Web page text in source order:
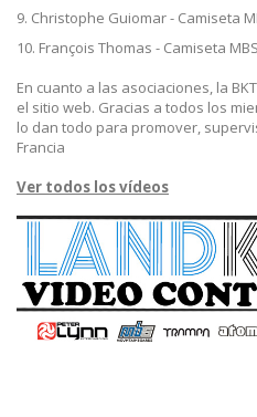
9. Christophe Guiomar - Camiseta
10. François Thomas - Camiseta MBS
En cuanto a las asociaciones, la
el sitio web. Gracias a todos los
lo dan todo para promover,
Francia
Ver todos los vídeos